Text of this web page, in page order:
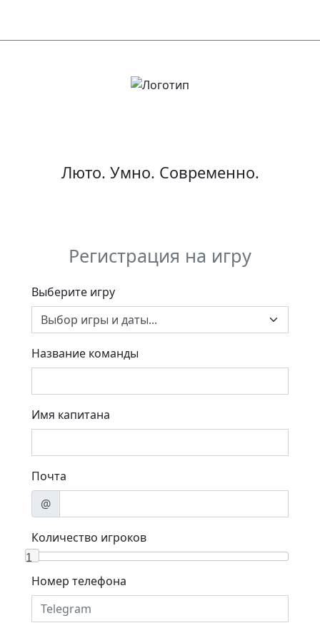
Люто. Умно. Современно.
Регистрация на игру
Выберите игру
Название команды
Имя капитана
Почта
@
Количество игроков
1
Номер телефона